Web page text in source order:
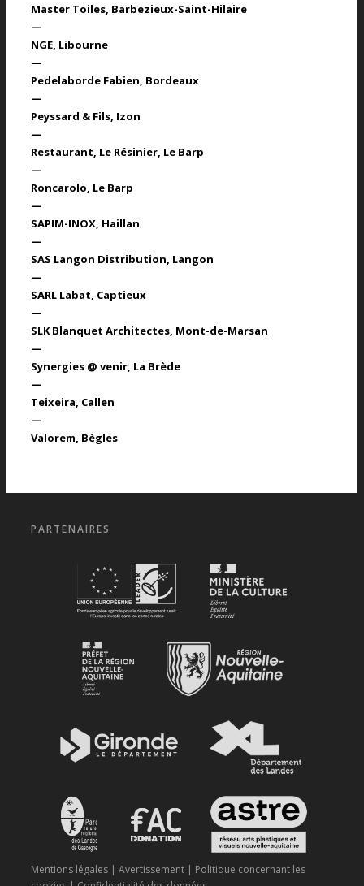
Master Toiles, Barbezieux-Saint-Hilaire
—
NGE, Libourne
—
Pedelaborde Fabien, Bordeaux
—
Peyssard & Fils, Izon
—
Restaurant, Le Résinier, Le Barp
—
Roncarolo, Le Barp
—
SAPIM-INOX, Haillan
—
SAS Langon Distribution, Langon
—
SARL Labat, Captieux
—
SLK Blanquet Architectes, Mont-de-Marsan
—
Synergies @ venir, La Brède
—
Teixeira, Callen
—
Valorem, Bègles
PARTENAIRES
Mentions légales | Avertissement | Politique concernant les